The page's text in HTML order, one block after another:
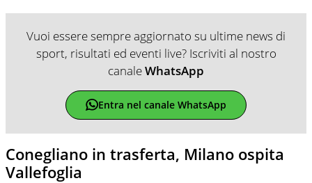
Vuoi essere sempre aggiornato su ultime news di
sport, risultati ed eventi live? Iscriviti al nostro
canaleWhatsApp
Entra nel canale WhatsApp
Conegliano in trasferta, Milano ospita
Vallefoglia